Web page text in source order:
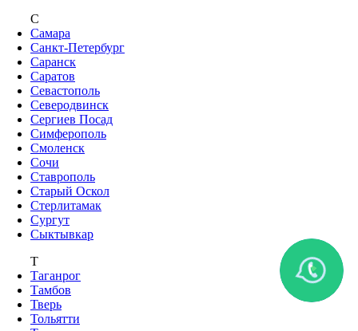
С
Самара
Санкт-Петербург
Саранск
Саратов
Севастополь
Северодвинск
Сергиев Посад
Симферополь
Смоленск
Сочи
Ставрополь
Старый Оскол
Стерлитамак
Сургут
Сыктывкар
Т
Таганрог
Тамбов
Тверь
Тольятти